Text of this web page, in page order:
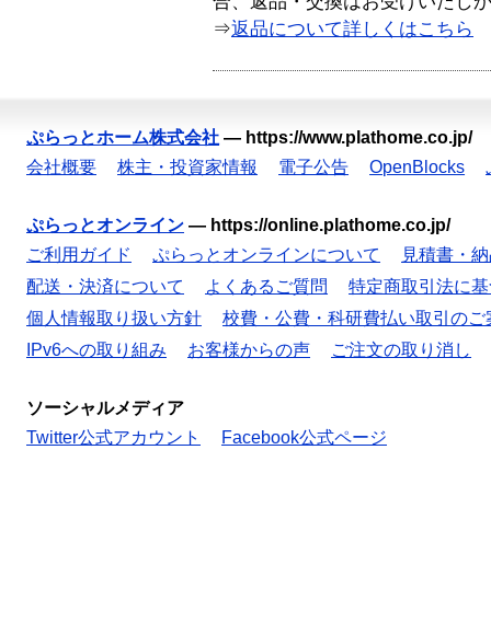
⇒返品について詳しくはこちら
ぷらっとホーム株式会社 — https://www.plathome.co.jp/
会社概要
株主・投資家情報 電子公告 OpenBlocks
ぷらっとオンライン — https://online.plathome.co.jp/
ご利用ガイド
ぷらっとオンラインについて
見積書・
配送・決済について
よくあるご質問
特定商取引法に
個人情報取り扱い方針
校費・公費・科研費払い取引のご
IPv6への取り組み
お客様からの声 ご注文の取り消し
ソーシャルメディア
Twitter公式アカウント
Facebook公式ページ